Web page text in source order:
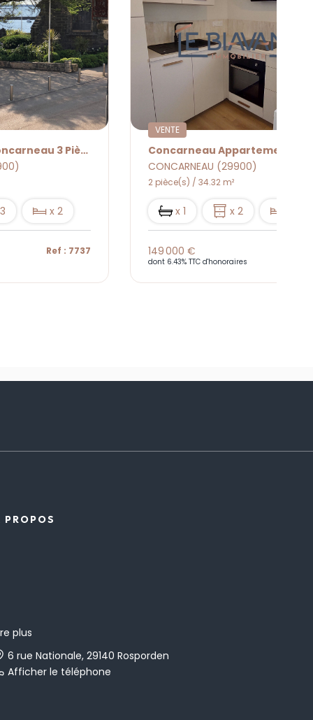
Concarneau Appartement 2 Pièce(s) 34.32 M² Entièrement Rénové
x 1
Ref : 7798
VENDU
CONCARNEAU (29900)
3 pièce(s) / 66.48 m²
x 1 x 3
242 650 €
dont 5.5% TTC d'honoraires
PROPOS
plus
6 rue Nationale, 29140 Rosporden
Afficher le téléphone